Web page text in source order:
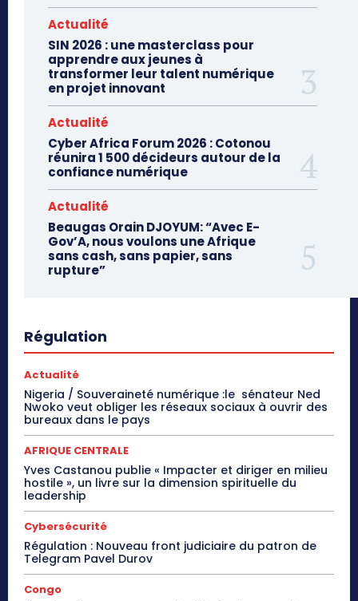
Actualité
SIN 2026 : une masterclass pour
apprendre aux jeunes à
transformer leur talent numérique
en projet innovant
Actualité
Cyber Africa Forum 2026 : Cotonou
réunira 1 500 décideurs autour de la
confiance numérique
Actualité
Beaugas Orain DJOYUM: “Avec E-
Gov’A, nous voulons une Afrique
sans cash, sans papier, sans
rupture”
Régulation
Actualité
Nigeria / Souveraineté numérique :le sénateur Ned
Nwoko veut obliger les réseaux sociaux à ouvrir des
bureaux dans le pays
AFRIQUE CENTRALE
Yves Castanou publie « Impacter et diriger en milieu
hostile », un livre sur la dimension spirituelle du
leadership
Cybersécurité
Régulation : Nouveau front judiciaire du patron de
Telegram Pavel Durov
Congo